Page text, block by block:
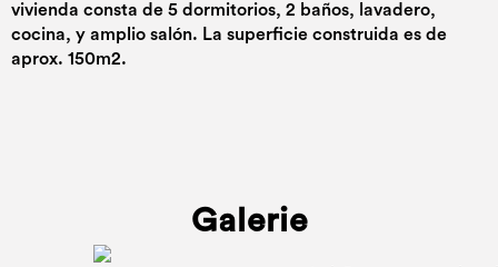
vivienda consta de 5 dormitorios, 2 baños, lavadero,
cocina, y amplio salón. La superficie construida es de
aprox. 150m2.
Galerie